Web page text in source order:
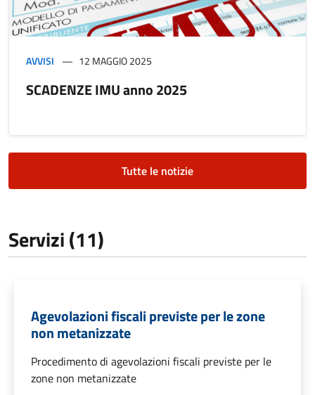
AVVISI 12 MAGGIO 2025
SCADENZE IMU anno 2025
Tutte le notizie
Servizi (11)
Agevolazioni fiscali previste per le zone
non metanizzate
Procedimento di agevolazioni fiscali previste per le
zone non metanizzate